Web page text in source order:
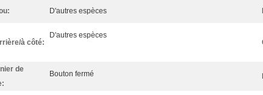
D'autres espèces
à côté:
D'autres espèces
de
Bouton fermé